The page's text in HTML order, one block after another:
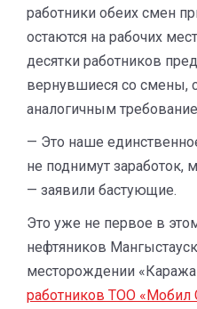
работники обеих смен
остаются на рабочих
десятки работников
вернувшиеся со смены,
аналогичным
— Это наше
не поднимут
— заявили бастующие.
Это уже не первое в
нефтяников
месторождении
работников ТОО «Мобил